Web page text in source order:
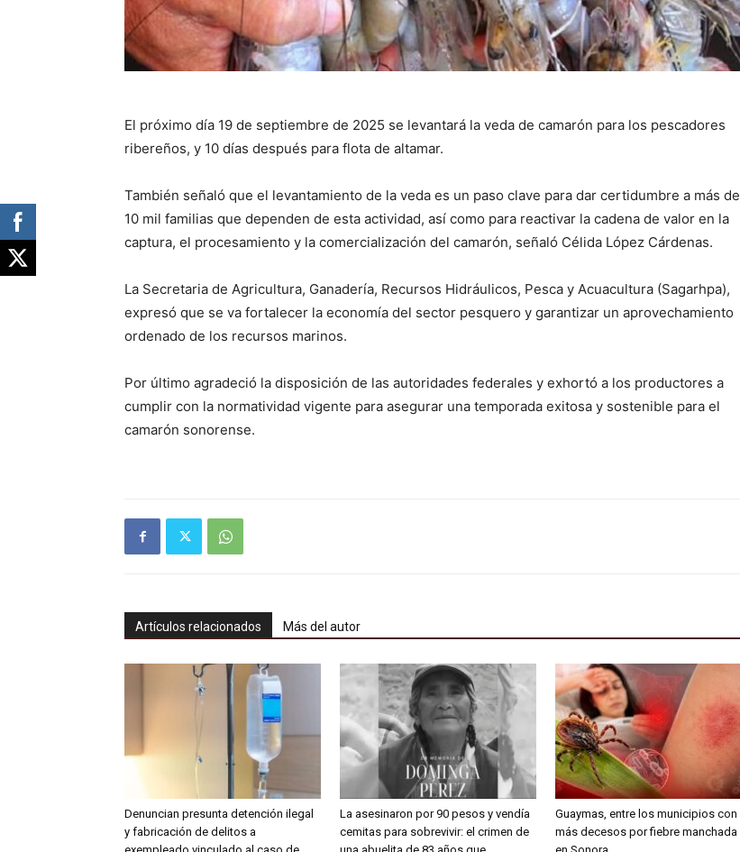
El próximo día 19 de septiembre de 2025 se levantará la veda de camarón para los pescadores
ribereños, y 10 días después para flota de altamar.
También señaló que el levantamiento de la veda es un paso clave para dar certidumbre a más de
10 mil familias que dependen de esta actividad, así como para reactivar la cadena de valor en la
captura, el procesamiento y la comercialización del camarón, señaló Célida López Cárdenas.
La Secretaria de Agricultura, Ganadería, Recursos Hidráulicos, Pesca y Acuacultura (Sagarhpa),
expresó que se va fortalecer la economía del sector pesquero y garantizar un aprovechamiento
ordenado de los recursos marinos.
Por último agradeció la disposición de las autoridades federales y exhortó a los productores a
cumplir con la normatividad vigente para asegurar una temporada exitosa y sostenible para el
camarón sonorense.
Artículos relacionados Más del autor
Denuncian presunta detención ilegal
y fabricación de delitos a
La asesinaron por 90 pesos y vendía
cemitas para sobrevivir: el crimen de
Guaymas, entre los municipios con
más decesos por fiebre manchada